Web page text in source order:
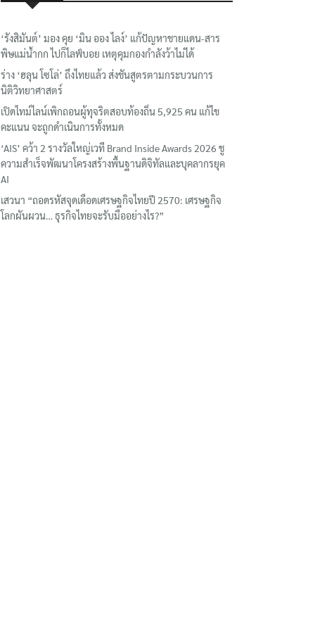
‘รังสิมันต์’ มอง คุย ‘มิน ออง ไลง์’ แก้ปัญหาชายแดน-สาร
พิษแม่น้ำกก ไปก็ไลฟ์บอย เหตุคุมกองกำลังว้าไม่ได้
ร่าง ‘ฮลุน โซโล่’ ถึงไทยแล้ว ส่งชันสูตรตามกระบวนการ
นิติวิทยาศาสตร์
เปิดไทม์ไลน์เพิกถอนผู้ทุจริตสอบท้องถิ่น 5,925 คน แก้ไข
คะแนน จะถูกดำเนินการทั้งหมด
‘AIS’ คว้า 2 รางวัลใหญ่เวที Brand Inside Awards 2026 ชู
ความสำเร็จพัฒนาโครงสร้างพื้นฐานดิจิทัลและบุคลากรยุค
AI
เสวนา “ถอดรหัสจุดเดือดเศรษฐกิจไทยปี 2570: เศรษฐกิจ
โลกผันผวน… ธุรกิจไทยจะรับมืออย่างไร?”